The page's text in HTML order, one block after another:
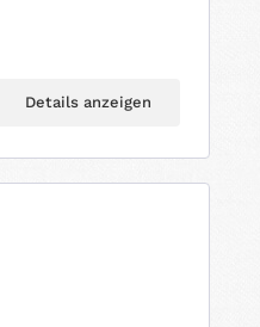
Details anzeigen